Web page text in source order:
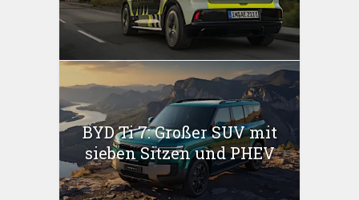
BYD Ti 7: Großer SUV mit
sieben Sitzen und PHEV